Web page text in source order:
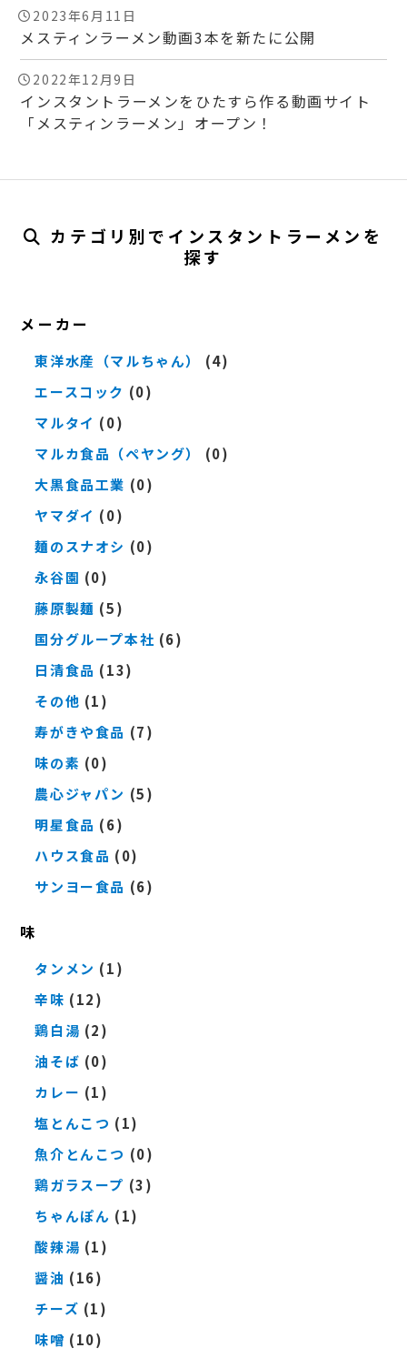
2023年6月11日
メスティンラーメン動画3本を新たに公開
2022年12月9日
インスタントラーメンをひたすら作る動画サイト
「メスティンラーメン」オープン！
カテゴリ別でインスタントラーメンを
探す
メーカー
東洋水産（マルちゃん）
(4)
エースコック (0)
マルタイ (0)
マルカ食品（ペヤング）
(0)
大黒食品工業 (0)
ヤマダイ (0)
麺のスナオシ (0)
永谷園 (0)
藤原製麺 (5)
国分グループ本社 (6)
日清食品 (13)
その他 (1)
寿がきや食品 (7)
味の素 (0)
農心ジャパン (5)
明星食品 (6)
ハウス食品 (0)
サンヨー食品 (6)
味
タンメン (1)
辛味 (12)
鶏白湯 (2)
油そば (0)
カレー (1)
塩とんこつ (1)
魚介とんこつ (0)
鶏ガラスープ (3)
ちゃんぽん (1)
酸辣湯 (1)
醤油 (16)
チーズ (1)
味噌 (10)